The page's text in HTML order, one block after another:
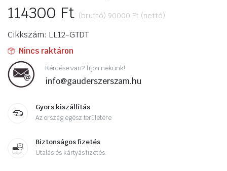
114300 Ft (bruttó) 90000 Ft (nettó)
Cikkszám: LL12-GTDT
Nincs raktáron
Kérdése van? Írjon nekünk!
info@gauderszerszam.hu
Gyors kiszállítás
Az ország egész területére
Biztonságos fizetés
Utalás és kártyás fizetés.